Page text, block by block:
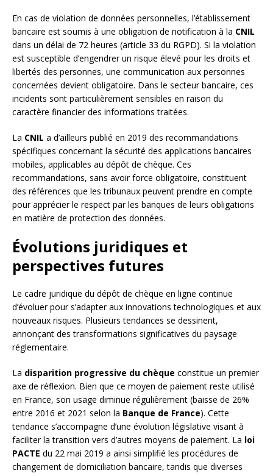
En cas de violation de données personnelles, l’établissement
bancaire est soumis à une obligation de notification à la CNIL
dans un délai de 72 heures (article 33 du RGPD). Si la violation
est susceptible d’engendrer un risque élevé pour les droits et
libertés des personnes, une communication aux personnes
concernées devient obligatoire. Dans le secteur bancaire, ces
incidents sont particulièrement sensibles en raison du
caractère financier des informations traitées.
La CNIL a d’ailleurs publié en 2019 des recommandations
spécifiques concernant la sécurité des applications bancaires
mobiles, applicables au dépôt de chèque. Ces
recommandations, sans avoir force obligatoire, constituent
des références que les tribunaux peuvent prendre en compte
pour apprécier le respect par les banques de leurs obligations
en matière de protection des données.
Évolutions juridiques et
perspectives futures
Le cadre juridique du dépôt de chèque en ligne continue
d’évoluer pour s’adapter aux innovations technologiques et aux
nouveaux risques. Plusieurs tendances se dessinent,
annonçant des transformations significatives du paysage
réglementaire.
La disparition progressive du chèque constitue un premier
axe de réflexion. Bien que ce moyen de paiement reste utilisé
en France, son usage diminue régulièrement (baisse de 26%
entre 2016 et 2021 selon la Banque de France). Cette
tendance s’accompagne d’une évolution législative visant à
faciliter la transition vers d’autres moyens de paiement. La loi
PACTE du 22 mai 2019 a ainsi simplifié les procédures de
changement de domiciliation bancaire, tandis que diverses